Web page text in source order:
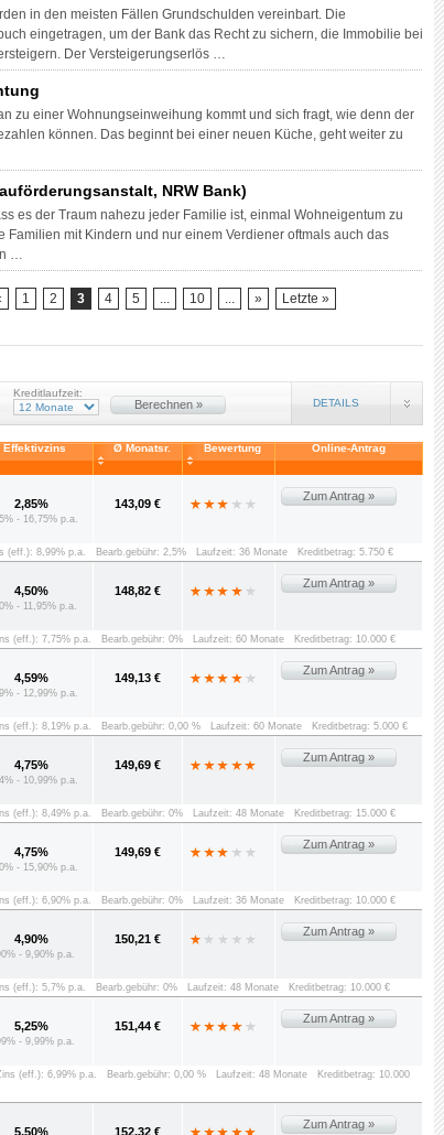
in den meisten Fällen Grundschulden vereinbart. Die
eingetragen, um der Bank das Recht zu sichern, die Immobilie bei
Der Versteigerungserlös …
zu einer Wohnungseinweihung kommt und sich fragt, wie denn der
können. Das beginnt bei einer neuen Küche, geht weiter zu
NRW Bank)
es der Traum nahezu jeder Familie ist, einmal Wohneigentum zu
Familien mit Kindern und nur einem Verdiener oftmals auch das
…
1 2 3 4 5 ... 10 ... » Letzte »
Kreditlaufzeit:
Berechnen » DETAILS
Effektivzins Ø Monatsr. Bewertung Online-Antrag
2,85%
- 16,75% p.a.
143,09 €
Zum Antrag »
(eff.): 8,99% p.a. Bearb.gebühr: 2,5% Laufzeit: 36 Monate Kreditbetrag: 5.750 €
4,50%
- 11,95% p.a.
148,82 €
Zum Antrag »
(eff.): 7,75% p.a. Bearb.gebühr: 0% Laufzeit: 60 Monate Kreditbetrag: 10.000 €
4,59%
- 12,99% p.a.
149,13 €
Zum Antrag »
(eff.): 8,19% p.a. Bearb.gebühr: 0,00 % Laufzeit: 60 Monate Kreditbetrag: 5.000 €
4,75%
- 10,99% p.a.
149,69 €
Zum Antrag »
(eff.): 8,49% p.a. Bearb.gebühr: 0% Laufzeit: 48 Monate Kreditbetrag: 15.000 €
4,75%
- 15,90% p.a.
149,69 €
Zum Antrag »
(eff.): 6,90% p.a. Bearb.gebühr: 0% Laufzeit: 36 Monate Kreditbetrag: 10.000 €
4,90%
- 9,90% p.a.
150,21 €
Zum Antrag »
(eff.): 5,7% p.a. Bearb.gebühr: 0% Laufzeit: 48 Monate Kreditbetrag: 10.000 €
5,25%
- 9,99% p.a.
151,44 €
Zum Antrag »
(eff.): 6,99% p.a. Bearb.gebühr: 0,00 % Laufzeit: 48 Monate
Kreditbetrag: 10.000
5,50% 152,32 €
Zum Antrag »